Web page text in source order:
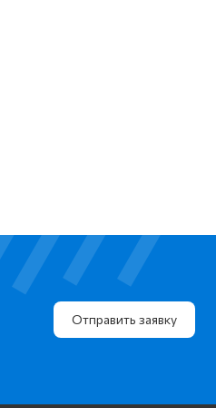
Отправить заявку